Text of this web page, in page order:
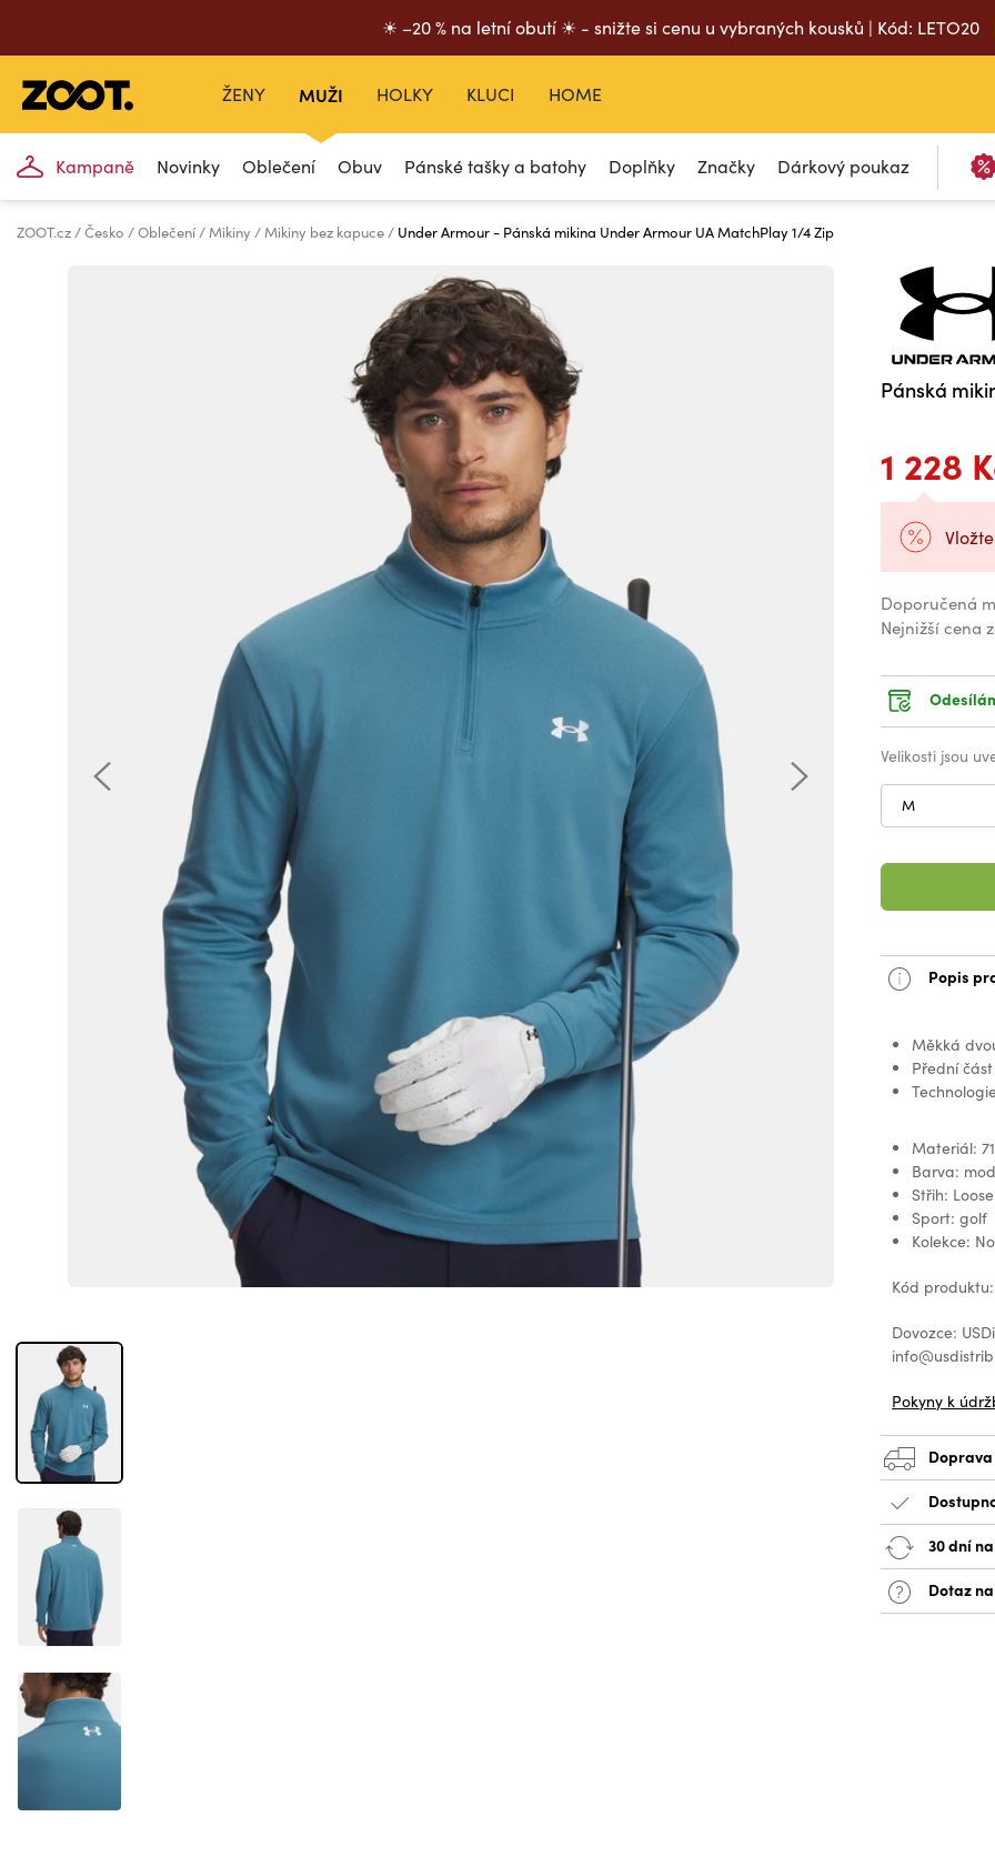
☀ –20 % na letní obutí ☀ - snižte si cenu u vybraných kousků | Kód: LETO20
ŽENY MUŽI
Kampaně Novinky Oblečení Obuv Pánské tašky a batohy Doplňky Značky Dárkový poukaz
HOLKY KLUCI HOME
ZOOT.cz Česko Oblečení Mikiny Mikiny bez kapuce Under Armour - Pánská mikina Under Armour UA MatchPlay 1/4 Zip
Pánská
1 228
Doporučená
Nejnižší cena
Velikosti jsou
M
Popis
Měkká
Přední
Materiál:
Barva:
Střih: Loose
Sport: golf
Kolekce:
Kód
Dovozce:
Pokyny k
Doprava
30 dní
Dotaz